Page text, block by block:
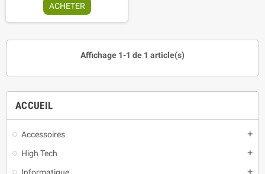
ACCUEIL
Accessoires add
High Tech add
Informatique add
ACHETER
Affichage 1-1 de 1 article(s)